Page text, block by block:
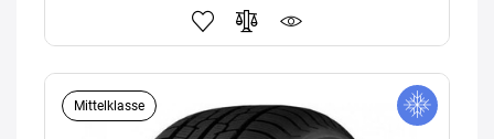
Mittelklasse